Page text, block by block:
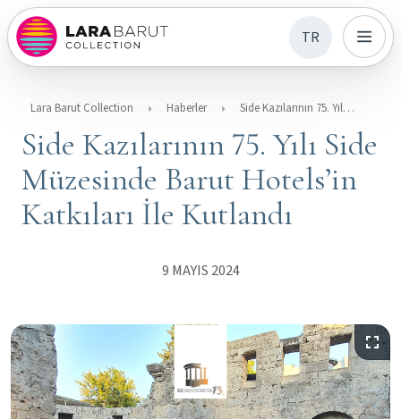
TR
Lara Barut Collection Haberler Side Kazılarının 75. Yılı Side Müzesinde Barut Hotels’in Katkıları İle Kutlandı
Side Kazılarının 75. Yılı Side
Müzesinde Barut Hotels’in
Katkıları İle Kutlandı
9 MAYIS 2024